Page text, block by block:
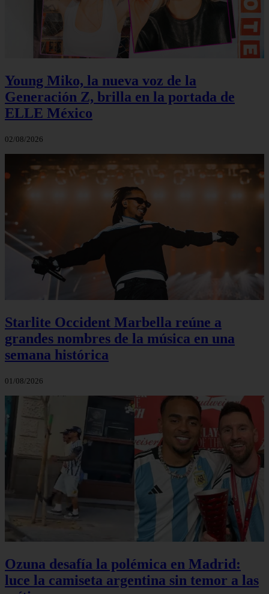
Young Miko, la nueva voz de la
Generación Z, brilla en la portada de
ELLE México
02/08/2026
Starlite Occident Marbella reúne a
grandes nombres de la música en una
semana histórica
01/08/2026
Ozuna desafía la polémica en Madrid:
luce la camiseta argentina sin temor a las